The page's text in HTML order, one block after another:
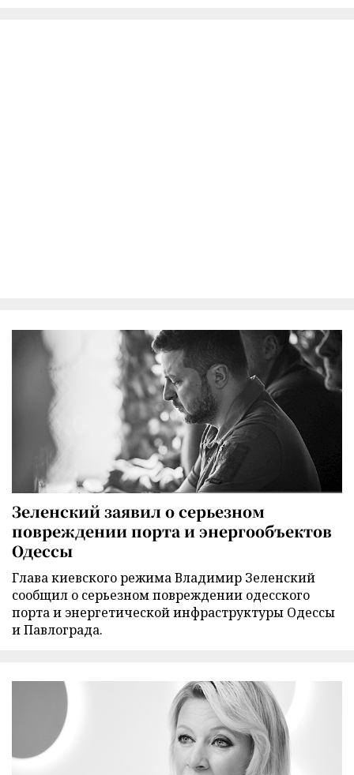
Зеленский заявил о серьезном
повреждении порта и энергообъектов
Одессы
Глава киевского режима Владимир Зеленский
сообщил о серьезном повреждении одесского
порта и энергетической инфраструктуры Одессы
и Павлограда.